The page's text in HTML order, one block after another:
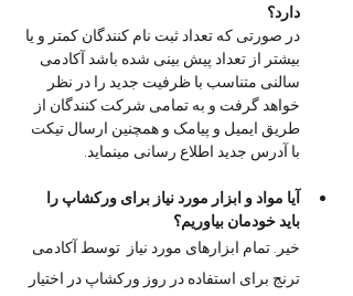
دارد؟
در صورتی که تعداد ثبت نام کنندگان کمتر و یا
بیشتر از تعداد پیش بینی شده باشد آکادمی
سالنی متناسب با ظرفیت جدید را در نظر
خواهد گرفت و به تمامی شرکت کنندگان از
طریق ایمیل و پیامک و همچنین ارسال تیکت
با آدرس جدید اطلاع رسانی مینماید.
آیا مواد و ابزار مورد نیاز برای ورکشاپ را
باید خودمان بیاوریم؟
خیر. تمام ابزارهای مورد نیاز  توسط آکادمی
ترنج برای استفاده در روز ورکشاپ در اختیار